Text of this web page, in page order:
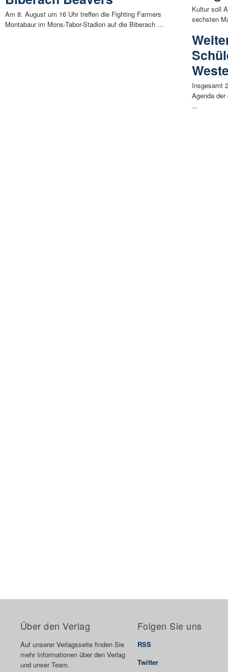
Am 8. August um 16 Uhr treffen die Fighting Farmers
Montabaur im Mons-Tabor-Stadion auf die Biberach ...
Kultur soll
sechsten
Insgesamt
Agenda
...
Über den Verlag
Auf unserer Verlagsseite finden Sie
mehr Informationen über den Verlag
und unser Team.
Folgen Sie uns
RSS
Twitter